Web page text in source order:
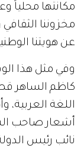
مكانتها محلياً
مخزوننا
عن هويتنا
وفي مثل هذا
كاظم الساهر
اللغة العربية،
أشعار صاحب
نائب رئيس